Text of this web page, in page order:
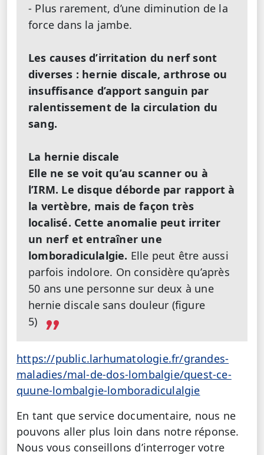
- Plus rarement, d’une diminution de la
force dans la jambe.
Les causes d’irritation du nerf sont
diverses : hernie discale, arthrose ou
insuffisance d’apport sanguin par
ralentissement de la circulation du
sang.
La hernie discale
Elle ne se voit qu’au scanner ou à
l’IRM. Le disque déborde par rapport à
la vertèbre, mais de façon très
localisé. Cette anomalie peut irriter
un nerf et entraîner une
lomboradiculalgie. Elle peut être aussi
parfois indolore. On considère qu’après
50 ans une personne sur deux à une
hernie discale sans douleur (figure
5)
https://public.larhumatologie.fr/grandes-
maladies/mal-de-dos-lombalgie/quest-ce-
quune-lombalgie-lomboradiculalgie
En tant que service documentaire, nous ne
pouvons aller plus loin dans notre réponse.
Nous vous conseillons d’interroger votre